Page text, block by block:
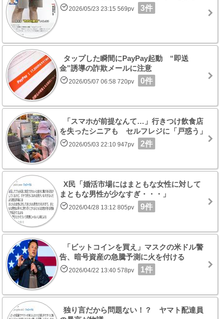
2026/05/23 23:15 569pv 3件
タップした瞬間にPayPay起動 “即送
金”誘導の詐欺メールに注意
2026/05/07 06:58 720pv 0件
「スマホが前提なんて…」行きつけ飲食店
を失ったシニアも セルフレジに「戸惑う」
2026/05/03 22:10 947pv 2件
X民「婚活市場にはまともな女性に対して
まともな男性が少なすぎ・・・」
2026/04/28 13:12 805pv 9件
「ビットコインを買え」マスクの米ドル警
告、暗号資産の急騰予測に火を付ける
2026/04/22 13:40 578pv 1件
独り言だから問題ない！？ ヤマト配達員